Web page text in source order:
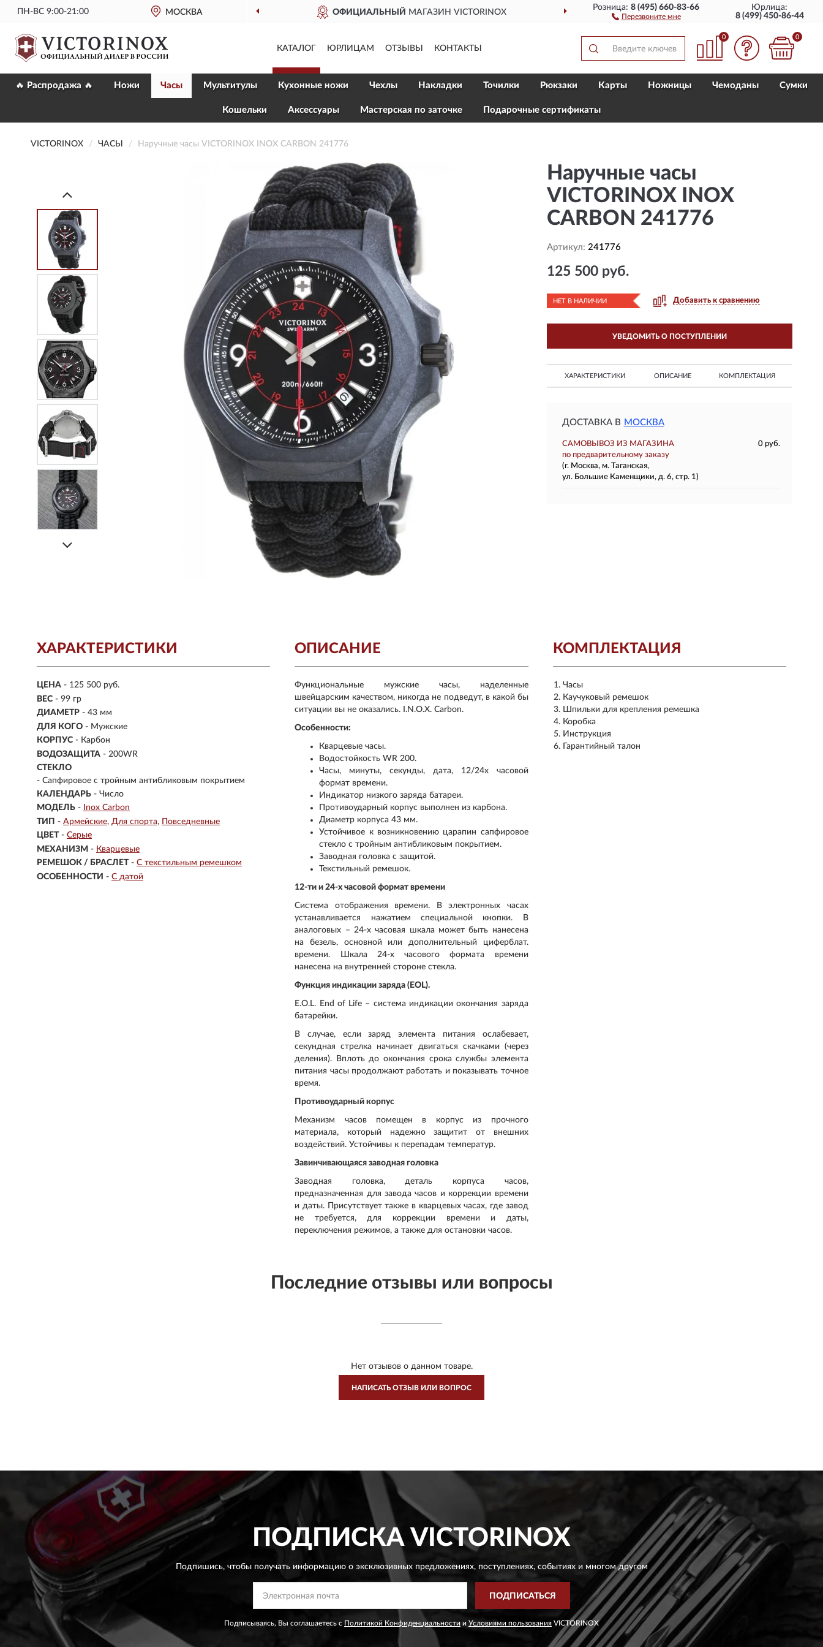
ПН-ВС 9:00-21:00 МОСКВА ОФИЦИАЛЬНЫЙ МАГАЗИН VICTORINOX ДОСТАВИМ ПО ВСЕЙ РОССИИ
Розница:8 (495) 660-83-66
Перезвоните мне
Юрлица:
8 (499) 450-86-44
КАТАЛОГ ЮРЛИЦАМ ОТЗЫВЫ КОНТАКТЫ
0 0
🔥 Распродажа 🔥 Ножи Часы Мультитулы Кухонные ножи Чехлы Накладки Точилки Рюкзаки Карты Ножницы Чемоданы Сумки
Кошельки Aксессуары Мастерская по заточке Подарочные сертификаты
VICTORINOX ЧАСЫ Наручные часы VICTORINOX INOX CARBON 241776
Наручные часы
VICTORINOX INOX
CARBON 241776
Артикул: 241776
125 500 руб.
НЕТ В НАЛИЧИИ Добавить к сравнению
УВЕДОМИТЬ О ПОСТУПЛЕНИИ
ХАРАКТЕРИСТИКИ ОПИСАНИЕ КОМПЛЕКТАЦИЯ
ДОСТАВКА В МОСКВА
САМОВЫВОЗ ИЗ МАГАЗИНА
0 руб.
по предварительному заказу
(г. Москва, м. Таганская,
ул. Большие Каменщики, д. 6, стр. 1)
ХАРАКТЕРИСТИКИ
ЦЕНА - 125 500 руб.
ВЕС - 99 гр
ДИАМЕТР - 43 мм
ДЛЯ КОГО - Мужские
КОРПУС - Карбон
ВОДОЗАЩИТА - 200WR
СТЕКЛО
- Сапфировое с тройным антибликовым покрытием
КАЛЕНДАРЬ - Число
МОДЕЛЬ -
Inox Carbon
ТИП - Армейские Для спорта
Повседневные
ЦВЕТ - Серые
МЕХАНИЗМ - Кварцевые
РЕМЕШОК / БРАСЛЕТ - С текстильным ремешком
ОСОБЕННОСТИ - С датой
КОМПЛЕКТАЦИЯ
Часы
Каучуковый ремешок
Шпильки для крепления ремешка
Коробка
Инструкция
Гарантийный талон
ОПИСАНИЕ
Функциональные мужские часы, наделенные
швейцарским качеством, никогда не подведут, в какой бы
ситуации вы не оказались. I.N.O.X. Carbon.
Особенности:
Кварцевые часы.
Водостойкость WR 200.
Часы, минуты, секунды, дата, 12/24х часовой
формат времени.
Индикатор низкого заряда батареи.
Противоударный корпус выполнен из карбона.
Диаметр корпуса 43 мм.
Устойчивое к возникновению царапин сапфировое
стекло с тройным антибликовым покрытием.
Заводная головка с защитой.
Текстильный ремешок.
12-ти и 24-х часовой формат времени
Система отображения времени. В электронных часах
устанавливается нажатием специальной кнопки. В
аналоговых – 24-х часовая шкала может быть нанесена
на безель, основной или дополнительный циферблат.
времени. Шкала 24-х часового формата времени
нанесена на внутренней стороне стекла.
Функция индикации заряда (EOL).
E.O.L. End of Life – система индикации окончания заряда
батарейки.
В случае, если заряд элемента питания ослабевает,
секундная стрелка начинает двигаться скачками (через
деления). Вплоть до окончания срока службы элемента
питания часы продолжают работать и показывать точное
время.
Противоударный корпус
Механизм часов помещен в корпус из прочного
материала, который надежно защитит от внешних
воздействий. Устойчивы к перепадам температур.
Завинчивающаяся заводная головка
Заводная головка, деталь корпуса часов,
предназначенная для завода часов и коррекции времени
и даты. Присутствует также в кварцевых часах, где завод
не требуется, для коррекции времени и даты,
переключения режимов, а также для остановки часов.
Последние отзывы или вопросы
Нет отзывов о данном товаре.
НАПИСАТЬ ОТЗЫВ ИЛИ ВОПРОС
ПОДПИСКАVICTORINOX
Подпишись, чтобы получать информацию о эксклюзивных предложениях,поступлениях, событиях и многом другом
ПОДПИСАТЬСЯ
Подписываясь, Вы соглашаетесь с Политикой Конфиденциальности и Условиями пользования VICTORINOX